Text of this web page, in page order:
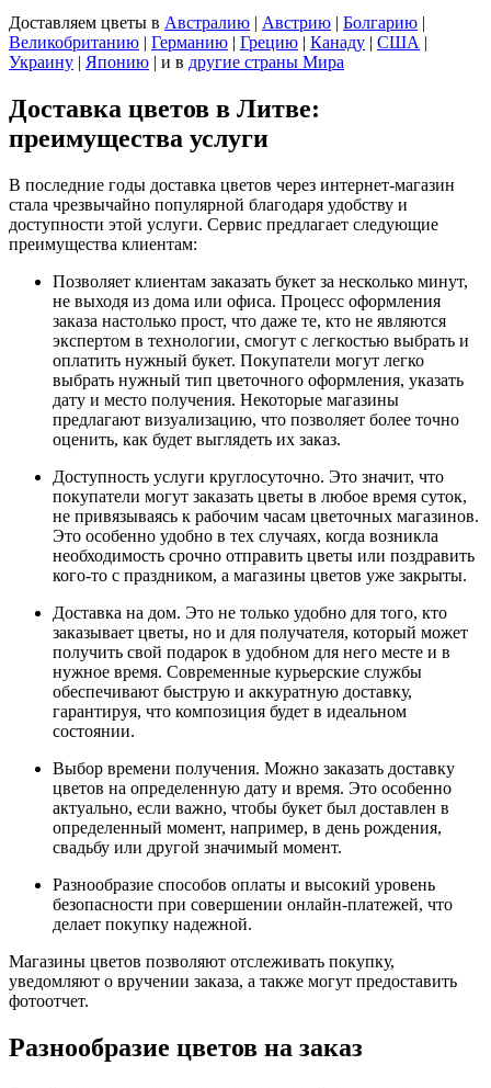
Доставляем цветы в Австралию | Австрию | Болгарию |
Великобританию | Германию | Грецию | Канаду | США |
Украину | Японию | и в другие страны Мира
Доставка цветов в Литве:
преимущества услуги
В последние годы доставка цветов через интернет-магазин
стала чрезвычайно популярной благодаря удобству и
доступности этой услуги. Сервис предлагает следующие
преимущества клиентам:
Позволяет клиентам заказать букет за несколько минут,
не выходя из дома или офиса. Процесс оформления
заказа настолько прост, что даже те, кто не являются
экспертом в технологии, смогут с легкостью выбрать и
оплатить нужный букет. Покупатели могут легко
выбрать нужный тип цветочного оформления, указать
дату и место получения. Некоторые магазины
предлагают визуализацию, что позволяет более точно
оценить, как будет выглядеть их заказ.
Доступность услуги круглосуточно. Это значит, что
покупатели могут заказать цветы в любое время суток,
не привязываясь к рабочим часам цветочных магазинов.
Это особенно удобно в тех случаях, когда возникла
необходимость срочно отправить цветы или поздравить
кого-то с праздником, а магазины цветов уже закрыты.
Доставка на дом. Это не только удобно для того, кто
заказывает цветы, но и для получателя, который может
получить свой подарок в удобном для него месте и в
нужное время. Современные курьерские службы
обеспечивают быструю и аккуратную доставку,
гарантируя, что композиция будет в идеальном
состоянии.
Выбор времени получения. Можно заказать доставку
цветов на определенную дату и время. Это особенно
актуально, если важно, чтобы букет был доставлен в
определенный момент, например, в день рождения,
свадьбу или другой значимый момент.
Разнообразие способов оплаты и высокий уровень
безопасности при совершении онлайн-платежей, что
делает покупку надежной.
Магазины цветов позволяют отслеживать покупку,
уведомляют о вручении заказа, а также могут предоставить
фотоотчет.
Разнообразие цветов на заказ